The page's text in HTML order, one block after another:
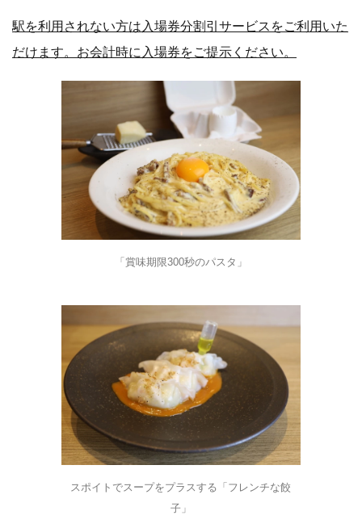
駅を利用されない方は入場券分割引サービスをご利用いた
だけます。お会計時に入場券をご提示ください。
「賞味期限300秒のパスタ」
スポイトでスープをプラスする「フレンチな餃
子」